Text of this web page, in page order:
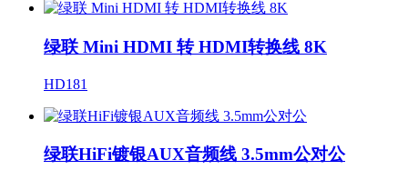
绿联 Mini HDMI 转 HDMI转换线 8K
HD181
绿联HiFi镀银AUX音频线 3.5mm公对公